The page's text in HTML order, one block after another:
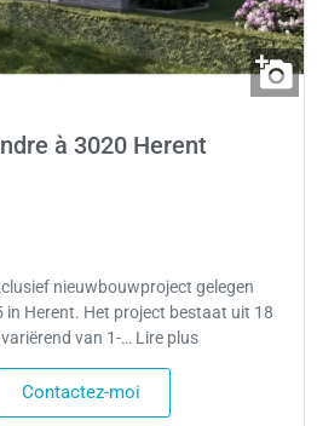
à 3020 Herent
nieuwbouwproject gelegen
in Herent. Het project bestaat uit 18
van 1-… Lire plus
Contactez-moi